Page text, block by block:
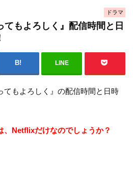
ドラマ
もよろしく』配信時間と日
LINE
てもよろしく』の配信時間と日時
、Netflixだけなのでしょうか？